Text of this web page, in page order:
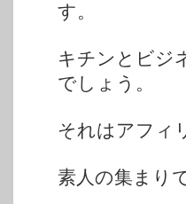
す。
キチンとビジ
でしょう。
それはアフィ
素人の集まり